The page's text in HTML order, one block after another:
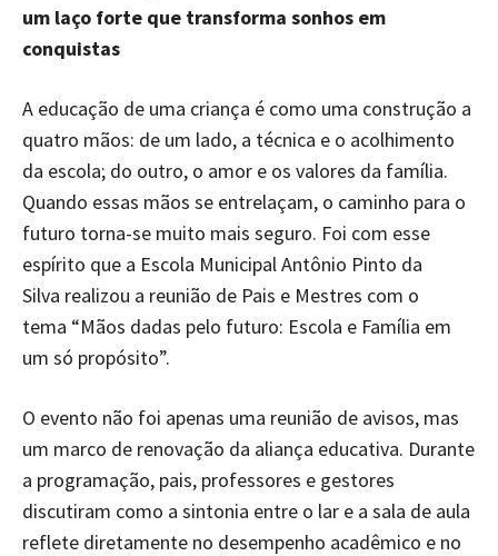
um laço forte que transforma sonhos em
conquistas
A educação de uma criança é como uma construção a
quatro mãos: de um lado, a técnica e o acolhimento
da escola; do outro, o amor e os valores da família.
Quando essas mãos se entrelaçam, o caminho para o
futuro torna-se muito mais seguro. Foi com esse
espírito que a Escola Municipal Antônio Pinto da
Silva realizou a reunião de Pais e Mestres com o
tema “Mãos dadas pelo futuro: Escola e Família em
um só propósito”.
O evento não foi apenas uma reunião de avisos, mas
um marco de renovação da aliança educativa. Durante
a programação, pais, professores e gestores
discutiram como a sintonia entre o lar e a sala de aula
reflete diretamente no desempenho acadêmico e no